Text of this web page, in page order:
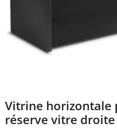
Vitrine horizontale
réserve vitre droite